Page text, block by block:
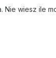
wiesz ile